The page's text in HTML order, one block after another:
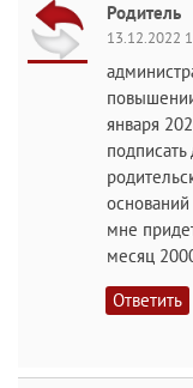
Родитель
13.12.2022
января
мне
месяц
Ответить